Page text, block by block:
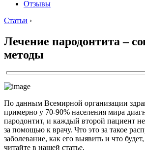
Отзывы
Статьи ›
Лечение пародонтита –
методы
По данным Всемирной организации
примерно у 70-90% населения мира
пародонтит, и каждый второй пациент
за помощью к врачу. Что это за такое
заболевание, как его выявить и что
читайте в нашей статье.